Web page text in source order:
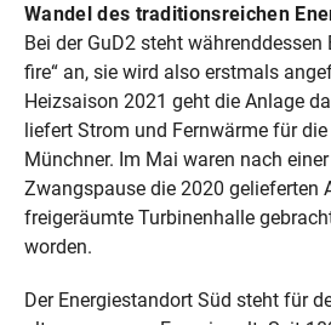
Wandel des traditionsreichen
Bei der GuD2 steht währenddessen
fire“ an, sie wird also erstmals
Heizsaison 2021 geht die Anlage
liefert Strom und Fernwärme für
Münchner. Im Mai waren nach
Zwangspause die 2020 gelieferten
freigeräumte Turbinenhalle
worden.
Der Energiestandort Süd steht für